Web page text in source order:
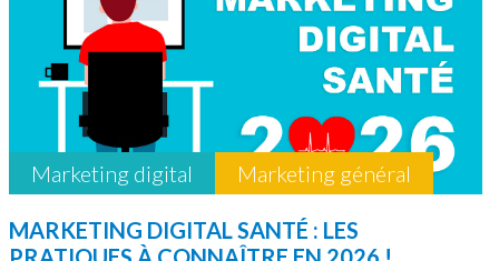
Marketing digital Marketing général
MARKETING DIGITAL SANTÉ : LES